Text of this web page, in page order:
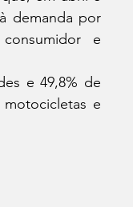
demanda por
e
e